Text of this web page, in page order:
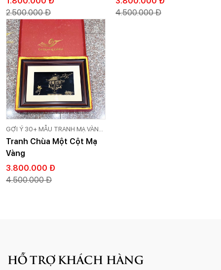
2.500.000 Đ
4.500.000 Đ
GỢI Ý 30+ MẪU TRANH MẠ VÀNG
24K CAO CẤP GOLD VIỆT
Tranh Chùa Một Cột Mạ
Vàng
3.800.000 Đ
4.500.000 Đ
HỖ TRỢ KHÁCH HÀNG